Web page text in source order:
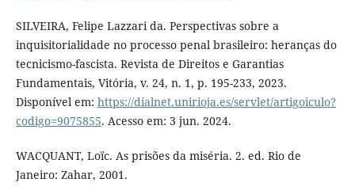
SILVEIRA, Felipe Lazzari da. Perspectivas sobre a
inquisitorialidade no processo penal brasileiro: heranças do
tecnicismo-fascista. Revista de Direitos e Garantias
Fundamentais, Vitória, v. 24, n. 1, p. 195-233, 2023.
Disponível em: https://dialnet.unirioja.es/servlet/artigoiculo?
codigo=9075855. Acesso em: 3 jun. 2024.
WACQUANT, Loïc. As prisões da miséria. 2. ed. Rio de
Janeiro: Zahar, 2001.